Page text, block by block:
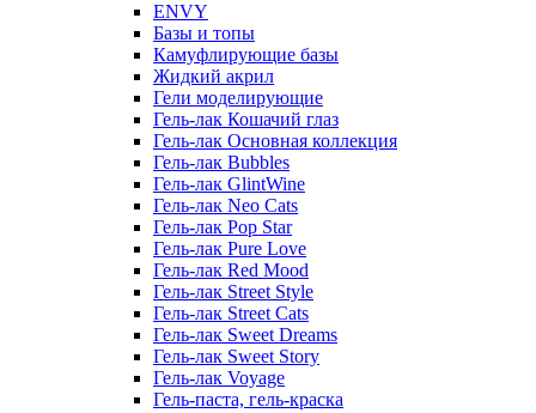
ENVY
Базы и топы
Камуфлирующие базы
Жидкий акрил
Гели моделирующие
Гель-лак Кошачий глаз
Гель-лак Основная коллекция
Гель-лак Bubbles
Гель-лак GlintWine
Гель-лак Neo Cats
Гель-лак Pop Star
Гель-лак Pure Love
Гель-лак Red Mood
Гель-лак Street Style
Гель-лак Street Cats
Гель-лак Sweet Dreams
Гель-лак Sweet Story
Гель-лак Voyage
Гель-паста, гель-краска